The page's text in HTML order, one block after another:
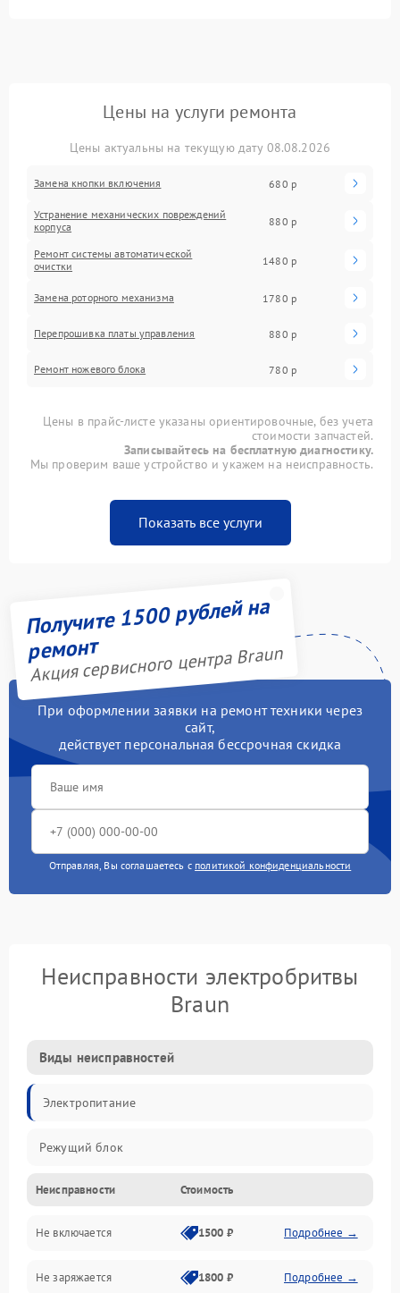
Цены на услуги ремонта
Цены актуальны на текущую дату 08.08.2026
Замена кнопки включения 680 р
Устранение механических повреждений
корпуса
880 р
Ремонт системы автоматической
очистки
1480 р
Замена роторного механизма 1780 р
Перепрошивка платы управления 880 р
Ремонт ножевого блока 780 р
Цены в прайс-листе указаны ориентировочные, без учета
стоимости запчастей.
Записывайтесь на бесплатную диагностику.
Мы проверим ваше устройство и укажем на неисправность.
Показать все услуги
Получите 1500 рублей на
ремонт
Акция сервисного центра Braun
При оформлении заявки на ремонт техники через
сайт,
действует персональная бессрочная скидка
Отправляя, Вы соглашаетесь с политикой конфиденциальности
Неисправности электробритвы
Braun
Виды неисправностей
Электропитание
Режущий блок
Неисправности Стоимость
Не включается 1500 ₽ Подробнее →
Не заряжается 1800 ₽ Подробнее →